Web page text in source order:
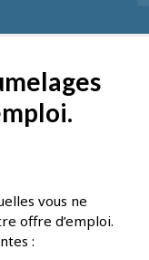
vous ne
offre d’emploi.
: